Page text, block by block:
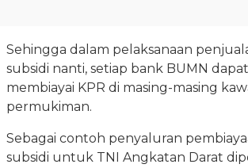
Sehingga dalam pelaksanaan
subsidi nanti, setiap bank BUMN
membiayai KPR di masing-masing
permukiman.
Sebagai contoh penyaluran
subsidi untuk TNI Angkatan Darat